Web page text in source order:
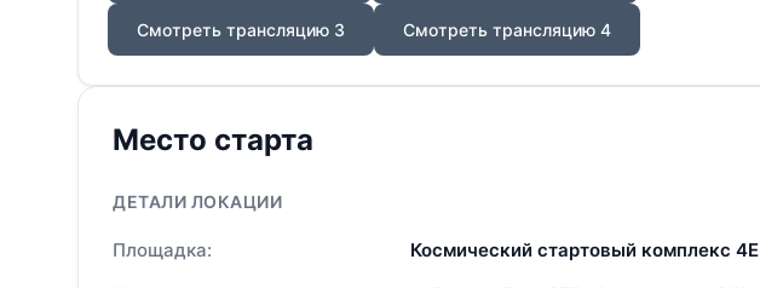
Смотреть трансляцию 3 Смотреть трансляцию 4
Место старта
ДЕТАЛИ ЛОКАЦИИ
Площадка:
Космический стартовый комплекс 4E